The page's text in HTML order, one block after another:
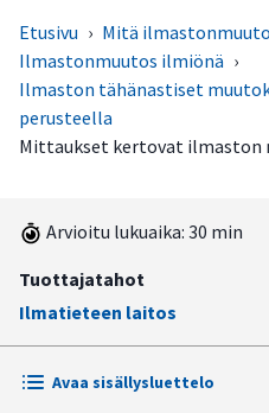
Etusivu › Mitä
Ilmastonmuutos ilmiönä ›
Ilmaston tähänastiset
perusteella
Mittaukset kertovat ilmaston
Arvioitu lukuaika: 30 min
Tuottajatahot
Ilmatieteen laitos
Avaa sisällysluettelo